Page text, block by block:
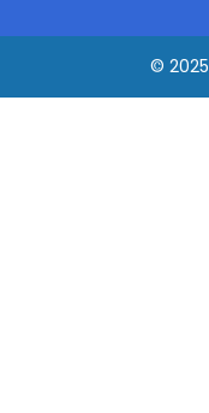
© 2025